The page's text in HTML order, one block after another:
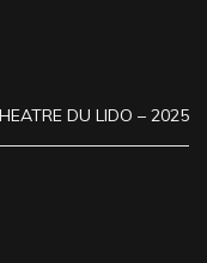
DU LIDO – 2025